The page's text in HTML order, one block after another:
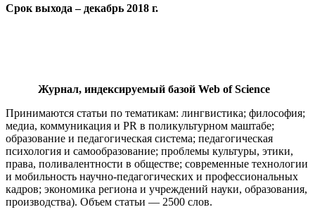
Срок выхода – декабрь 2018 г.
Журнал, индексируемый базой Web of Science
Принимаются статьи по тематикам: лингвистика; философия;
медиа, коммуникация и PR в поликультурном маштабе;
образование и педагогическая система; педагогическая
психология и самообразование; проблемы культуры, этики,
права, поливалентности в обществе; современные технологии
и мобильность научно-педагогических и профессиональных
кадров; экономика региона и учреждений науки, образования,
производства). Объем статьи — 2500 слов.